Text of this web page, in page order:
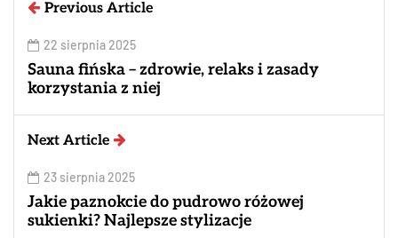
Previous Article
22 sierpnia 2025
Sauna fińska – zdrowie, relaks i zasady
korzystania z niej
Next Article
23 sierpnia 2025
Jakie paznokcie do pudrowo różowej
sukienki? Najlepsze stylizacje